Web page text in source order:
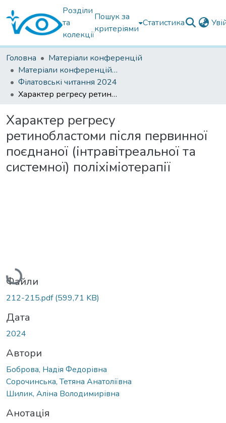
Розділи
та
колекції
Пошук за
критеріями
Статистика
Головна
Матеріали конференцій
Матеріали конференцій Інституту Філатова
Філатовські читання 2024
Характер регресу ретинобластоми після первинної поєднаної (інтравітреальної та системної) поліхіміотерапії
Характер регресу
ретинобластоми після первинної
поєднаної (інтравітреальної та
системної) поліхіміотерапії
Вантажиться...
Файли
212-215.pdf(599,71 KB)
Дата
2024
Автори
Боброва, Надія Федорівна
Сорочинська, Тетяна Анатоліївна
Шилик, Аліна Володимирівна
Анотація